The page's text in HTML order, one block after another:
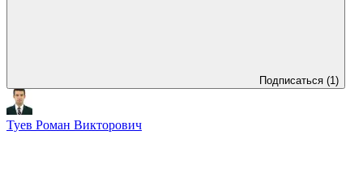
Подписаться (1)
Туев Роман Викторович